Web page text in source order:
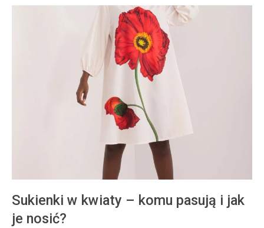
Sukienki w kwiaty – komu pasują i jak
je nosić?